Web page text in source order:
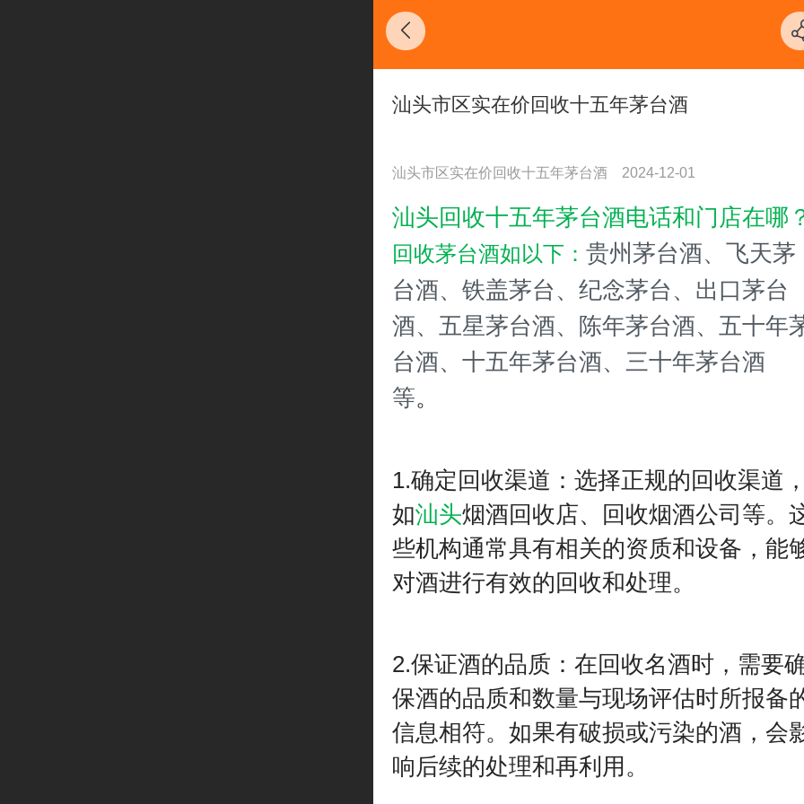
汕头市区实在价回收十五年茅台酒
汕头市区实在价回收十五年茅台酒 2024-12-01
汕头回收十五年茅台酒电话和门店在哪
回收茅台酒如以下： 贵州茅台酒、飞天茅
台酒、铁盖茅台、纪念茅台、出口茅台
酒、五星茅台酒、陈年茅台酒、五十年
台酒、十五年茅台酒、三十年茅台酒
等。
1.确定回收渠道：选择正规的回收渠道
如汕头烟酒回收店、回收烟酒公司等。
些机构通常具有相关的资质和设备，能
对酒进行有效的回收和处理。
2.保证酒的品质：在回收名酒时，需要
保酒的品质和数量与现场评估时所报备
信息相符。如果有破损或污染的酒，会
响后续的处理和再利用。